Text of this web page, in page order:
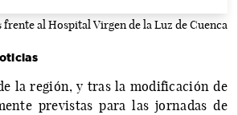
frente al Hospital Virgen de la Luz de Cuenca
la región, y tras la modificación de
previstas para las jornadas de